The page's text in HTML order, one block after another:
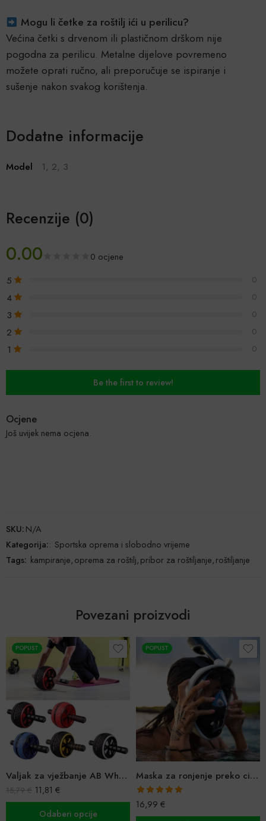
Mogu li četke za roštilj ići u perilicu?
Većina četki s drvenom ili plastičnom drškom nije
pogodna za perilicu. Metalne dijelove povremeno
možete oprati ručno, ali preporučuje se ispiranje i
sušenje nakon svakog korištenja.
Dodatne informacije
Model 1, 2, 3
Recenzije (0)
0.00 0 ocjene
5 0
4 0
3 0
2 0
1 0
Be the first to review!
Ocjene
Još uvijek nema ocjena.
SKU:N/A
Kategorija:: Sportska oprema i slobodno vrijeme
Tags: kampiranje,oprema za roštilj,pribor za roštiljanje,roštiljanje
Povezani proizvodi
POPUST
Valjak za vježbanje AB Wheel
15,79€ 11,81 €
Odaberi opcije
POPUST
Maska za ronjenje preko cijelog lica
Ocijenjeno
5.00od 5
16,99 €